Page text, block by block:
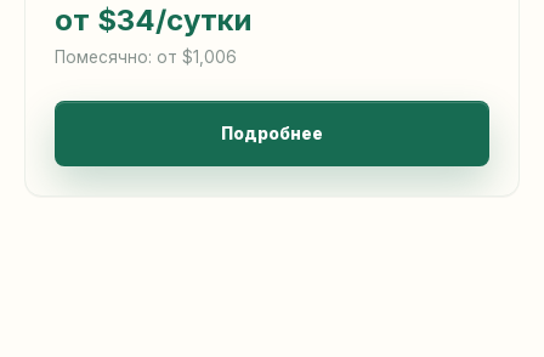
от $34/сутки
Помесячно: от $1,006
Подробнее